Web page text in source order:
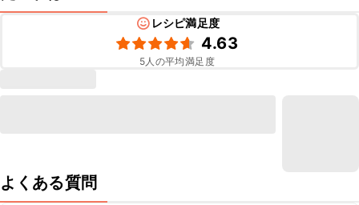
レシピ満足度
4.63
5人の平均満足度
よくある質問